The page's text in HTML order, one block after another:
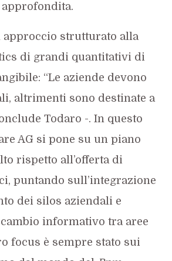
approfondita.
approccio strutturato alla
di grandi quantitativi di
“Le aziende devono
altrimenti sono destinate a
Todaro -. In questo
AG si pone su un piano
rispetto all’offerta di
puntando sull’integrazione
dei silos aziendali e
informativo tra aree
focus è sempre stato sui